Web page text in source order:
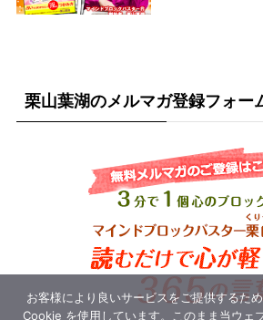
栗山葉湖のメルマガ登録フォー
お客様により良いサービスをご提供するた
Cookie を使用しています。このまま当ウェ